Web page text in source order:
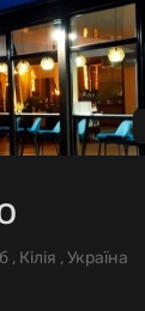
Кілія , Україна